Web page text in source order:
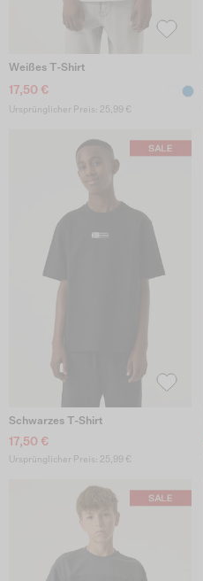
Weißes T-Shirt
17,50 €
Ursprünglicher Preis: 25,99 €
Schwarzes T-Shirt
17,50 €
Ursprünglicher Preis: 25,99 €